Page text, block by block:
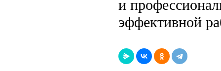
и
эффективной